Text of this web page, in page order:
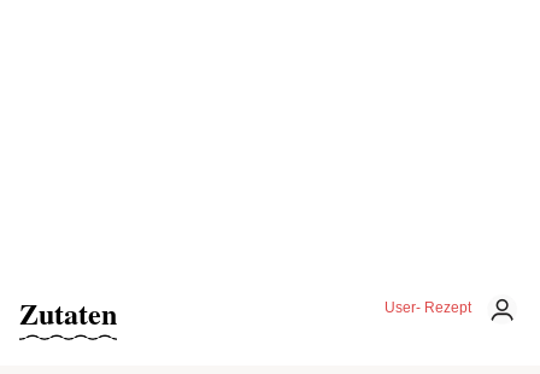
User- Rezept
Zutaten